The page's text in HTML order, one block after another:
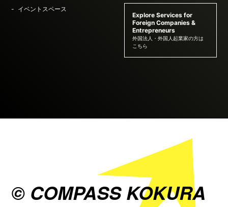
イベントスペース
Explore Services for
Foreign Companies &
Entrepreneurs
外国法人・外国人起業家の方は
こちら
© COMPASS KOKURA